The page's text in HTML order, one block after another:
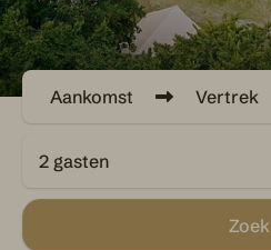
Aankomst Vertrek
2 gasten
Zoek